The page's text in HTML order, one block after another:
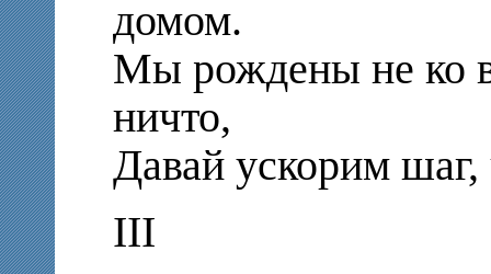
домом.
Мы рождены не ко
ничто,
Давай ускорим
III